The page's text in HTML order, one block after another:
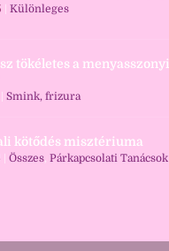
Különleges
tökéletes a menyasszonyi
Smink, frizura
kötődés misztériuma
Összes, Párkapcsolati Tanácsok